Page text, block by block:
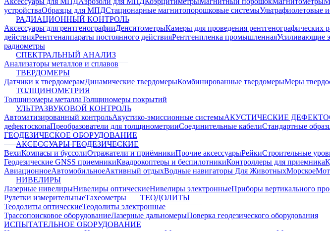
устройстваОбразцы для МПДСтационарные магнитопорошковые системыУльтрафиолетовые
РАДИАЦИОННЫЙ КОНТРОЛЬ
Аксессуары для рентгенографииДенситометрыКамеры для проведения рентгенографических
действияРентгенаппараты постоянного действияРентгенпленка промышленнаяУсиливающие
радиометры
СПЕКТРАЛЬНЫЙ АНАЛИЗ
Анализаторы металлов и сплавов
ТВЕРДОМЕРЫ
Датчики к твердомерамДинамические твердомерыКомбинированные твердомерыМеры
ТОЛЩИНОМЕТРИЯ
Толщиномеры металлаТолщиномеры покрытий
УЛЬТРАЗВУКОВОЙ КОНТРОЛЬ
Автоматизированный контрольАкустико-эмиссионные системыАКУСТИЧЕСКИЕ
дефектоскопаПреобразователи для толщинометрииСоединительные кабелиСтандартные
ГЕОДЕЗИЧЕСКОЕ ОБОРУДОВАНИЕ
АКСЕССУАРЫ ГЕОДЕЗИЧЕСКИЕ
ВехиКомпасы и буссолиОтражатели и приёмникиПрочие аксессуарыРейкиСтроительные
Геодезические GNSS приемникиКвадрокоптеры и беспилотникиКонтроллеры для приемника
АвиационноеАвтомобильноеАктивный отдыхВодные навигаторы Для ЖивотныхМорское
НИВЕЛИРЫ
Лазерные нивелирыНивелиры оптическиеНивелиры электронныеПриборы вертикального
Рулетки измерительныеТахеометры
ТЕОДОЛИТЫ
Теодолиты оптическиеТеодолиты электронные
Трассопоисковое оборудованиеЛазерные дальномерыПоверка геодезического оборудования
ИСПЫТАТЕЛЬНОЕ ОБОРУДОВАНИЕ